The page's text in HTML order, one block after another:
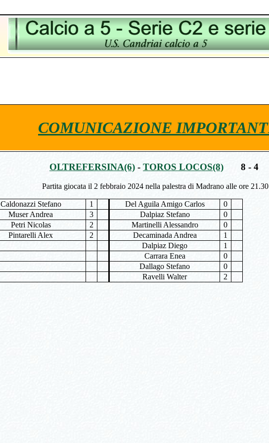
COMUNICAZIONE
OLTREFERSINA(6) - TOROS LOCOS(8) 8 - 4
Partita giocata il 2 febbraio 2024 nella palestra di Madrano alle ore 21.30
Caldonazzi Stefano 1 Del Aguila Amigo Carlos
0
Muser Andrea
3 Dalpiaz Stefano
0
Petri Nicolas
2 Martinelli Alessandro
0
Pintarelli Alex
2 Decaminada Andrea
1
Dalpiaz Diego
1
Carrara Enea
0
Dallago Stefano
0
Ravelli Walter
2